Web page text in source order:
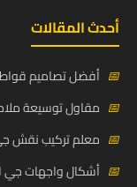
أحدث المقالات
📅 أفضل تصاميم
📅 مقاول توسيعة
📅 معلم تركيب نقش
📅 أشكال واجهات جي